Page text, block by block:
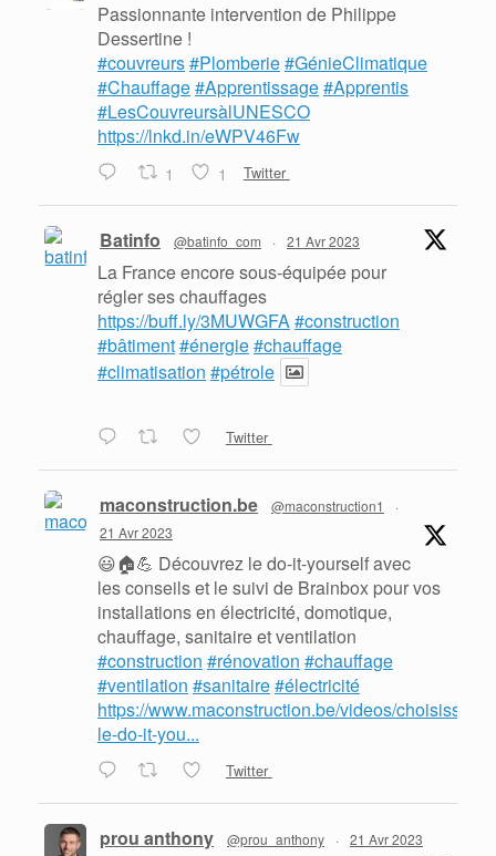
Passionnante intervention de Philippe
Dessertine !
#couvreurs#Plomberie#GénieClimatique
#Chauffage#Apprentissage#Apprentis
#LesCouvreursàlUNESCO
https://lnkd.in/eWPV46Fw
1 1 Twitter
Batinfo @batinfo_com · 21 Avr 2023
La France encore sous-équipée pour
régler ses chauffages
https://buff.ly/3MUWGFA#construction
#bâtiment#énergie#chauffage
#climatisation #pétrole
Twitter
maconstruction.be @maconstruction1
·
21 Avr 2023
😃🏠💪 Découvrez le do-it-yourself avec
les conseils et le suivi de Brainbox pour vos
installations en électricité, domotique,
chauffage, sanitaire et ventilation
#construction #rénovation #chauffage
#ventilation #sanitaire#électricité
https://www.maconstruction.be/videos/choisissez-
le-do-it-you...
Twitter
prou anthony @prou_anthony · 21 Avr 2023